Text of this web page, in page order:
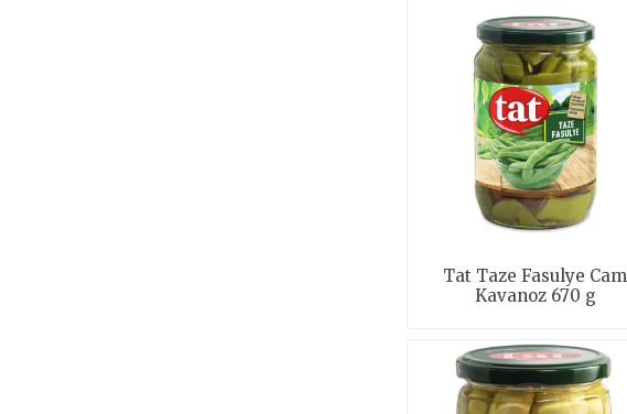
Tat Taze Fasulye Cam
Kavanoz 670 g